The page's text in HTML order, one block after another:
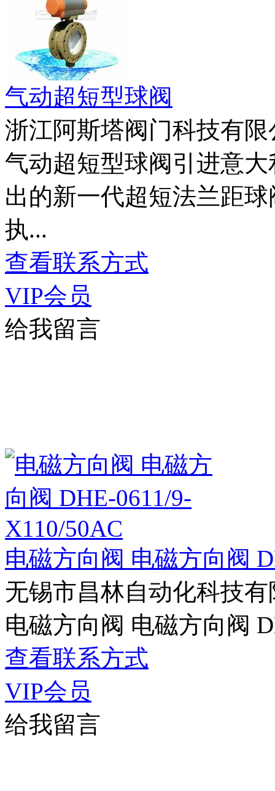
气动超短型球阀
浙江阿斯塔阀门科技有限
气动超短型球阀引进意
出的新一代超短法兰距
执...
查看联系方式
VIP会员
给我留言
电磁方向阀 电磁方向阀
无锡市昌林自动化科技有
电磁方向阀 电磁方向阀
查看联系方式
VIP会员
给我留言